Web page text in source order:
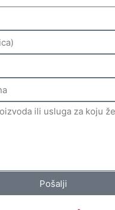
Pošalji